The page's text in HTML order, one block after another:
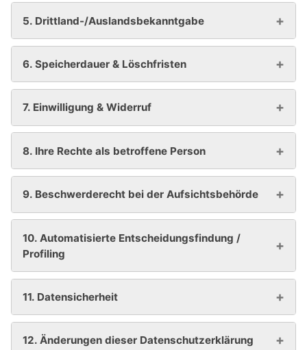
5. Drittland-/Auslandsbekanntgabe
6. Speicherdauer & Löschfristen
7. Einwilligung & Widerruf
8. Ihre Rechte als betroffene Person
9. Beschwerderecht bei der Aufsichtsbehörde
10. Automatisierte Entscheidungsfindung /
Profiling
11. Datensicherheit
12. Änderungen dieser Datenschutzerklärung